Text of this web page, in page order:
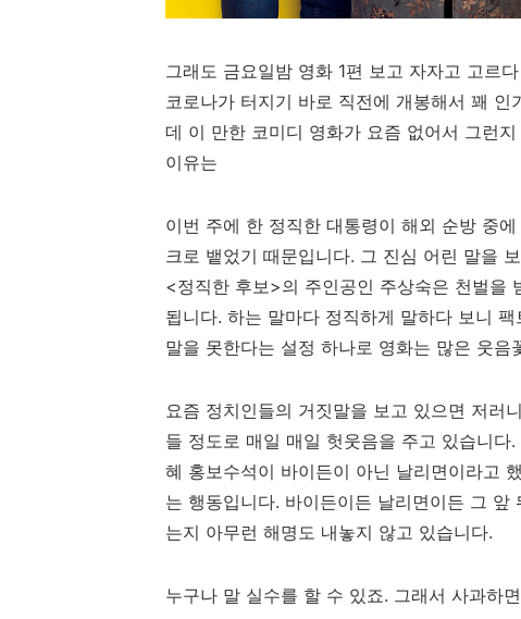
그래도 금요일밤 영화 1편 보고 자자고 고르
코로나가 터지기 바로 직전에 개봉해서 꽤
데 이 만한 코미디 영화가 요즘 없어서 그런
이유는
이번 주에 한 정직한 대통령이 해외 순방 중
크로 뱉었기 때문입니다. 그 진심 어린 말을
<정직한 후보>의 주인공인 주상숙은 천벌을
됩니다. 하는 말마다 정직하게 말하다 보니
말을 못한다는 설정 하나로 영화는 많은 웃음
요즘 정치인들의 거짓말을 보고 있으면 저러
들 정도로 매일 매일 헛웃음을 주고 있습니
혜 홍보수석이 바이든이 아닌 날리면이라고
는 행동입니다. 바이든이든 날리면이든 그
는지 아무런 해명도 내놓지 않고 있습니다.
누구나 말 실수를 할 수 있죠. 그래서 사과하